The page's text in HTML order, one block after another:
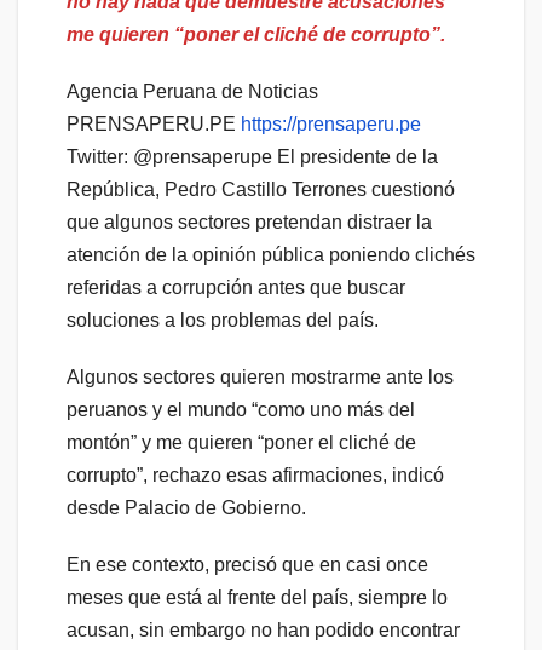
me quieren “poner el cliché de corrupto”.
Agencia Peruana de Noticias
PRENSAPERU.PE https://prensaperu.pe
Twitter: @prensaperupe El presidente de la
República, Pedro Castillo Terrones cuestionó
que algunos sectores pretendan distraer la
atención de la opinión pública poniendo clichés
referidas a corrupción antes que buscar
soluciones a los problemas del país.
Algunos sectores quieren mostrarme ante los
peruanos y el mundo “como uno más del
montón” y me quieren “poner el cliché de
corrupto”, rechazo esas afirmaciones, indicó
desde Palacio de Gobierno.
En ese contexto, precisó que en casi once
meses que está al frente del país, siempre lo
acusan, sin embargo no han podido encontrar